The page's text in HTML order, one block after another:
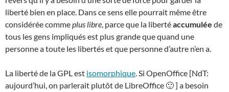
liberté bien en place. Dans ce sens elle pourrait même être
considérée commeplus libre, parce que la libertéaccumulée de
tous les gens impliqués est plus grande que quand une
personne a toute les libertés et que personne d’autre n’en a.
La liberté de la GPL est isomorphique. Si OpenOffice [NdT:
aujourd’hui, on parlerait plutôt de LibreOffice 🙂 ] a besoin